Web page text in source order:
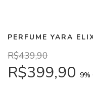
PERFUME YARA
R$439,90
R$399,90 9%